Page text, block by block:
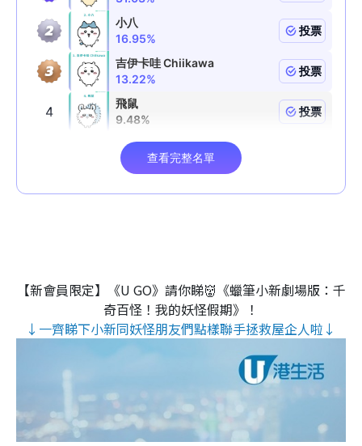
【新會員限定】《U GO》請你睇👹《蠟筆小新劇場版：千
奇百怪！我的妖怪假期》！
↓一齊睇下小新同妖怪朋友們點樣聯手拯救屋企人啦↓